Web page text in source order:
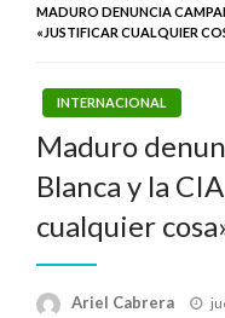
MADURO DENUNCIA
«JUSTIFICAR CUALQUIER
INTERNACIONAL
Maduro
Blanca y la
cualquier
Ariel Cabrera